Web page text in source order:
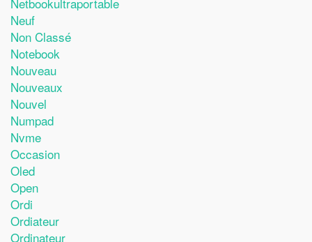
Neuf
Non Classé
Notebook
Nouveau
Nouveaux
Nouvel
Numpad
Nvme
Occasion
Oled
Open
Ordi
Ordiateur
Ordinateur